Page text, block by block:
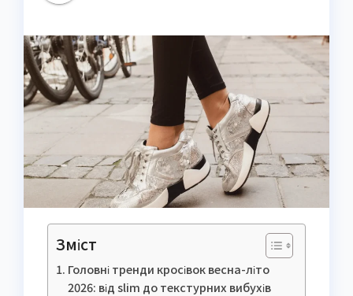
Зміст
Головні тренди кросівок весна-літо
2026: від slim до текстурних вибухів